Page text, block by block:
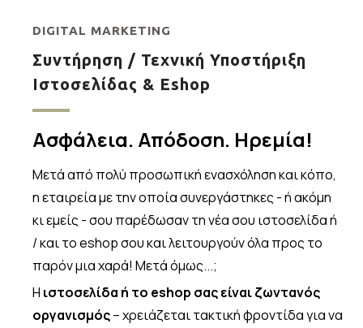
DIGITAL MARKETING
Συντήρηση / Τεχνική Υποστήριξη
Ιστοσελίδας & Eshop
Ασφάλεια. Απόδοση. Ηρεμία!
Μετά από πολύ προσωπική ενασχόληση και κόπο,
η εταιρεία με την οποία συνεργάστηκες - ή ακόμη
κι εμείς - σου παρέδωσαν τη νέα σου ιστοσελίδα ή
/ και το eshop σου και λειτουργούν όλα προς το
παρόν μια χαρά! Μετά όμως...;
Η ιστοσελίδα ή το eshop σας είναι ζωντανός
οργανισμός– χρειάζεται τακτική φροντίδα για να